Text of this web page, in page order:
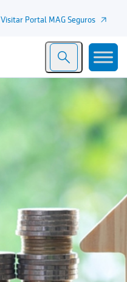
Visitar Portal MAG Seguros